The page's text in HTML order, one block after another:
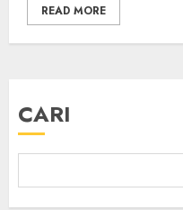
READ MORE
CARI